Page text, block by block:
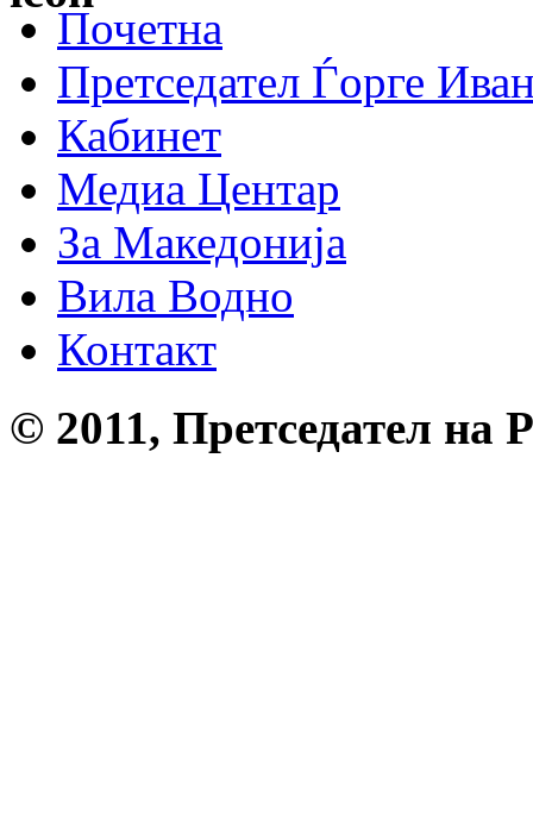
Почетна
Претседател Ѓорге
Кабинет
Медиа Центар
За Македонија
Вила Водно
Контакт
© 2011, Претседател на